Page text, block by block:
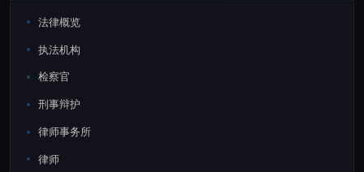
法律概览
执法机构
检察官
刑事辩护
律师事务所
律师